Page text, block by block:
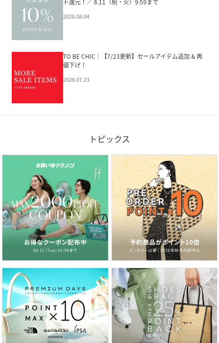
ト還元！／ 8.11（祝・火）9:59まで
2026.08.04
TO BE CHIC│【7/23更新】セールアイテム追加 & 再
値下げ！
2026.07.23
トピックス